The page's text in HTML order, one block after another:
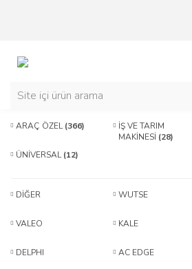
ARAÇ ÖZEL(366)
İŞ VE TARIM
MAKİNESİ (28)
ÜNİVERSAL(12)
DİĞER WUTSE
VALEO KALE
DELPHI AC EDGE